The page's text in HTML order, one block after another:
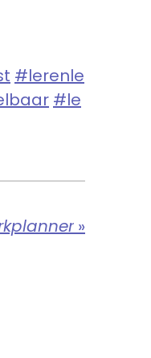
#lerenle
#le
»